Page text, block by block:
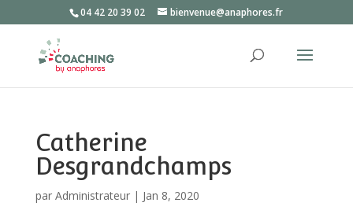
04 42 20 39 02 bienvenue@anaphores.fr
Catherine
Desgrandchamps
par Administrateur| Jan 8, 2020